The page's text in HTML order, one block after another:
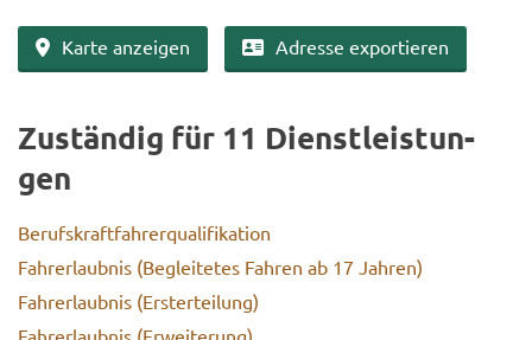
Karte an­zei­gen Adres­se ex­por­tie­ren
Zu­stän­dig für 11 Dienst­leis­tun­
gen
Be­rufs­kraft­fah­rer­qua­li­fi­ka­ti­on
Fahr­erlaub­nis (Be­glei­te­tes Fah­ren ab 17 Jah­ren)
Fahr­erlaub­nis (Erstertei­lung)
Fahr­erlaub­nis (Er­wei­te­rung)